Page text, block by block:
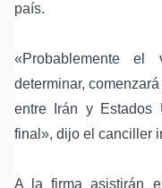
país.
«Probablemente
determinar,
entre Irán y Estados
final», dijo el canciller
A la firma asistirán